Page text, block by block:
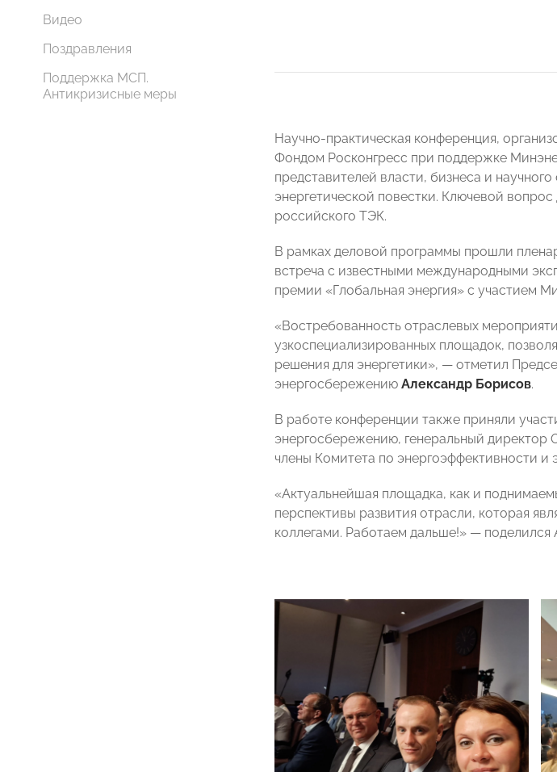
Видео
Поздравления
Поддержка МСП.
Антикризисные меры
Научно-практическая конференция,
Фондом Росконгресс при поддержке
представителей власти, бизнеса и
энергетической повестки. Ключевой
российского ТЭК.
В рамках деловой программы прошли
встреча с известными международными
премии «Глобальная энергия» с участием
«Востребованность отраслевых
узкоспециализированных площадок,
решения для энергетики», — отметил
энергосбережению Александр Борисов.
В работе конференции также приняли
энергосбережению, генеральный директор
члены Комитета по
«Актуальнейшая площадка, как и
перспективы развития отрасли, которая
коллегами. Работаем дальше!» —